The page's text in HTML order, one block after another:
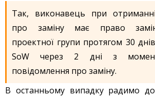
Так, виконавець при
про заміну має право
проектної групи протягом 30
SoW через 2 дні з
повідомлення про заміну.
В останньому випадку радимо